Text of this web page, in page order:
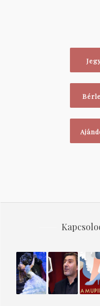
A SZÉP
ÉS A
SZÖRNYETEG
AZ
IGAZAT
MONDD,